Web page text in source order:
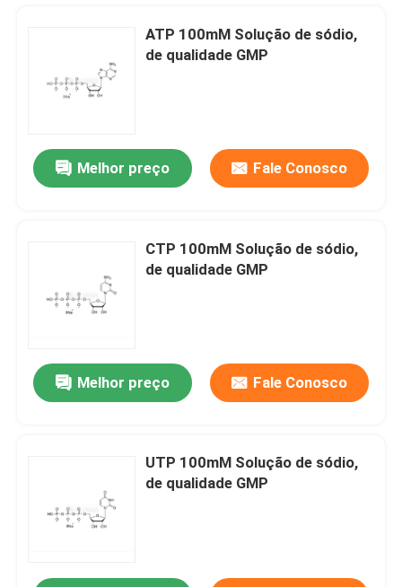
ATP 100mM Solução de sódio,
de qualidade GMP
Melhor preço Fale Conosco
CTP 100mM Solução de sódio,
de qualidade GMP
Melhor preço Fale Conosco
UTP 100mM Solução de sódio,
de qualidade GMP